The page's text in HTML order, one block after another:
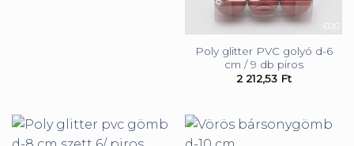
Poly glitter PVC golyó d-6
cm / 9 db piros
2 212,53 Ft